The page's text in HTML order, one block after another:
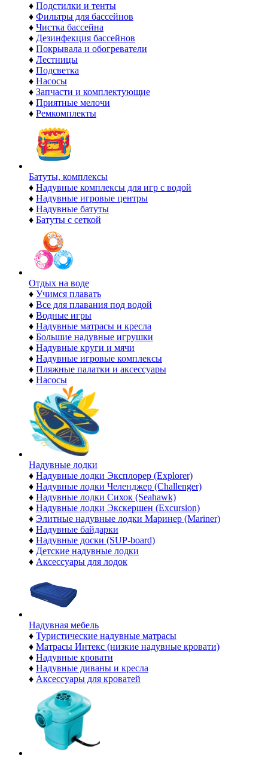
♦ Подстилки и тенты
♦ Фильтры для бассейнов
♦ Чистка бассейна
♦ Дезинфекция бассейнов
♦ Покрывала и обогреватели
♦ Лестницы
♦ Подсветка
♦ Насосы
♦ Запчасти и комплектующие
♦ Приятные мелочи
♦ Ремкомплекты
Батуты, комплексы
♦ Надувные комплексы для игр с водой
♦ Надувные игровые центры
♦ Надувные батуты
♦ Батуты с сеткой
Отдых на воде
♦ Учимся плавать
♦ Все для плавания под водой
♦ Водные игры
♦ Надувные матрасы и кресла
♦ Большие надувные игрушки
♦ Надувные круги и мячи
♦ Надувные игровые комплексы
♦ Пляжные палатки и аксессуары
♦ Насосы
Надувные лодки
♦ Надувные лодки Эксплорер (Explorer)
♦ Надувные лодки Челенджер (Challenger)
♦ Надувные лодки Сихок (Seahawk)
♦ Надувные лодки Экскершен (Excursion)
♦ Элитные надувные лодки Маринер (Mariner)
♦ Надувные байдарки
♦ Надувные доски (SUP-board)
♦ Детские надувные лодки
♦ Аксессуары для лодок
Надувная мебель
♦ Туристические надувные матрасы
♦ Матрасы Интекс (низкие надувные кровати)
♦ Надувные кровати
♦ Надувные диваны и кресла
♦ Аксессуары для кроватей